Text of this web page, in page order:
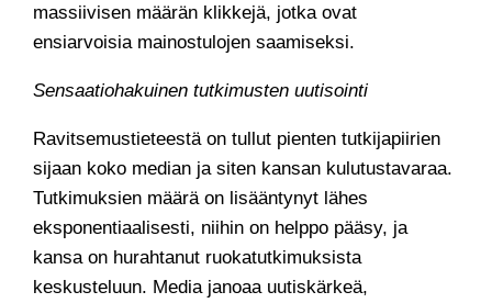
massiivisen määrän klikkejä, jotka ovat
ensiarvoisia mainostulojen saamiseksi.
Sensaatiohakuinen tutkimusten uutisointi
Ravitsemustieteestä on tullut pienten tutkijapiirien
sijaan koko median ja siten kansan kulutustavaraa.
Tutkimuksien määrä on lisääntynyt lähes
eksponentiaalisesti, niihin on helppo pääsy, ja
kansa on hurahtanut ruokatutkimuksista
keskusteluun. Media janoaa uutiskärkeä,